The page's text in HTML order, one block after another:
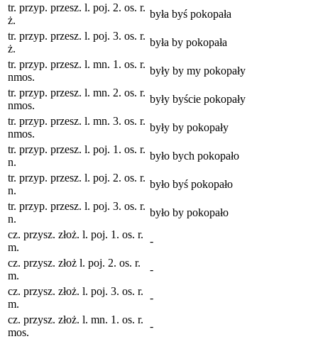
tr. przyp. przesz. l. poj. 2. os. r.
ż.
była byś pokopała
tr. przyp. przesz. l. poj. 3. os. r.
ż.
była by pokopała
tr. przyp. przesz. l. mn. 1. os. r.
nmos.
były by my pokopały
tr. przyp. przesz. l. mn. 2. os. r.
nmos.
były byście pokopały
tr. przyp. przesz. l. mn. 3. os. r.
nmos.
były by pokopały
tr. przyp. przesz. l. poj. 1. os. r.
n.
było bych pokopało
tr. przyp. przesz. l. poj. 2. os. r.
n.
było byś pokopało
tr. przyp. przesz. l. poj. 3. os. r.
n.
było by pokopało
cz. przysz. złoż. l. poj. 1. os. r.
m.
-
cz. przysz. złoż l. poj. 2. os. r.
m.
-
cz. przysz. złoż. l. poj. 3. os. r.
m.
-
cz. przysz. złoż. l. mn. 1. os. r.
mos.
-